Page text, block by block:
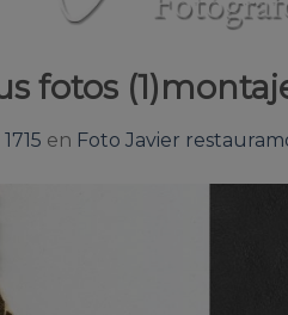
fotos
en Foto Javier